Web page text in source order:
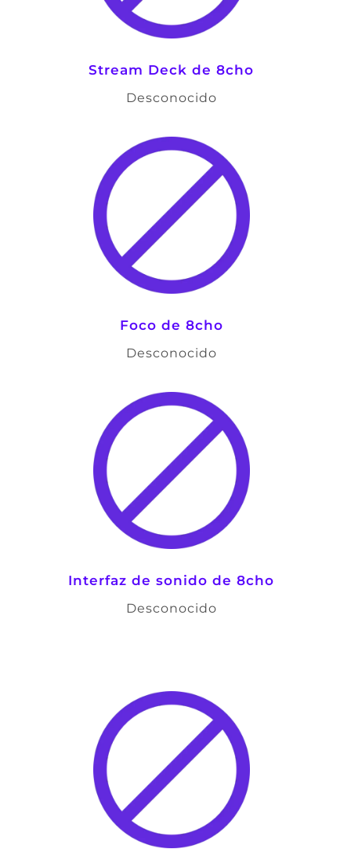
Stream Deck de 8cho
Desconocido
Foco de 8cho
Desconocido
Interfaz de sonido de 8cho
Desconocido